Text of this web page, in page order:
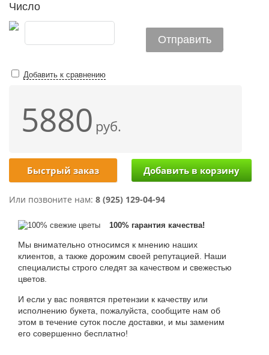
Число
Добавить к сравнению
5880 руб.
Быстрый заказ
Или позвоните нам: 8 (925) 129-04-94
100% гарантия качества!
Мы внимательно относимся к мнению наших
клиентов, а также дорожим своей репутацией. Наши
специалисты строго следят за качеством и свежестью
цветов.
И если у вас появятся претензии к качеству или
исполнению букета, пожалуйста, сообщите нам об
этом в течение суток после доставки, и мы заменим
его совершенно бесплатно!